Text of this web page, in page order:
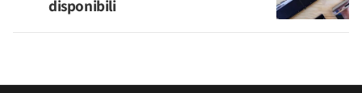
disponibili